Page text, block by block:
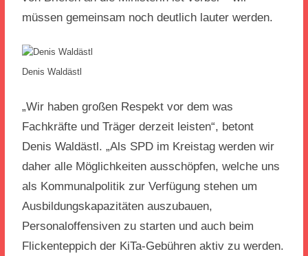
müssen gemeinsam noch deutlich lauter werden.
Denis Waldästl
„Wir haben großen Respekt vor dem was
Fachkräfte und Träger derzeit leisten“, betont
Denis Waldästl. „Als SPD im Kreistag werden wir
daher alle Möglichkeiten ausschöpfen, welche uns
als Kommunalpolitik zur Verfügung stehen um
Ausbildungskapazitäten auszubauen,
Personaloffensiven zu starten und auch beim
Flickenteppich der KiTa-Gebühren aktiv zu werden.